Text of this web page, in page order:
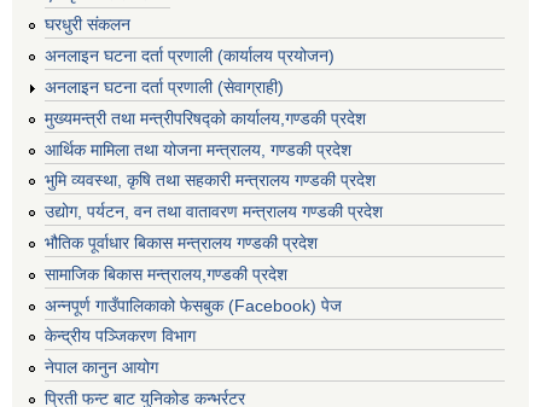
घरधुरी संकलन
अनलाइन घटना दर्ता प्रणाली (कार्यालय प्रयोजन)
अनलाइन घटना दर्ता प्रणाली (सेवाग्राही)
मुख्यमन्त्री तथा मन्त्रीपरिषद्को कार्यालय,गण्डकी प्रदेश
आर्थिक मामिला तथा योजना मन्त्रालय, गण्डकी प्रदेश
भुमि व्यवस्था, कृषि तथा सहकारी मन्त्रालय गण्डकी प्रदेश
उद्योग, पर्यटन, वन तथा वातावरण मन्त्रालय गण्डकी प्रदेश
भौतिक पूर्वाधार बिकास मन्त्रालय गण्डकी प्रदेश
सामाजिक बिकास मन्त्रालय,गण्डकी प्रदेश
अन्नपूर्ण गाउँपालिकाको फेसबुक (Facebook) पेज
केन्द्रीय पञ्जिकरण विभाग
नेपाल कानुन आयोग
प्रिती फन्ट बाट युनिकोड कन्भर्रटर